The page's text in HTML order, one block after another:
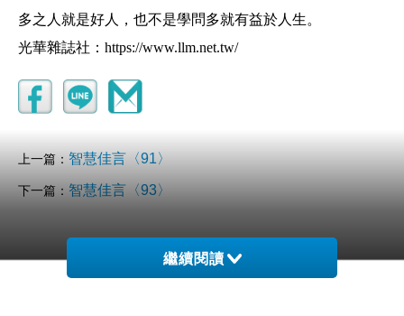
多之人就是好人，也不是學問多就有益於人生。
光華雜誌社：https://www.llm.net.tw/
上一篇： 智慧佳言〈91〉
下一篇： 智慧佳言〈93〉
繼續閱讀